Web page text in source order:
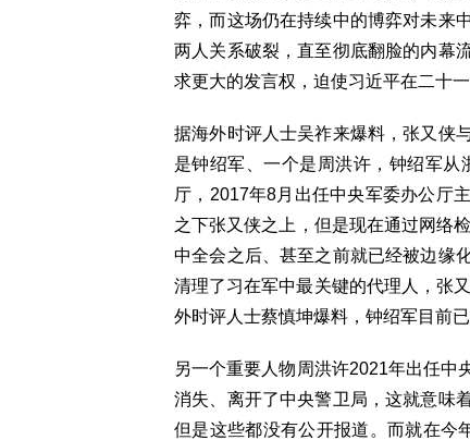
弈，而这场仍在持续中的博弈对未来
两人关系破裂，直至彻底翻脸的内幕
求更大的发言权，迫使习近平在二十
据海外时评人士吴祚来爆料，张又侠
是钟绍军、一个是周洪许，钟绍军
厅，2017年8月出任中央军委办公厅
之下张又侠之上，但是现在通过网络
中全会之后、甚至之前就已经被边缘
清理了习在军中最关键的代理人，张
外时评人士蔡慎坤爆料，钟绍军目前
另一个重要人物周洪许2021年出任中
消失、离开了中央警卫局，这就意味
但是这些都没有公开报道。而就在今